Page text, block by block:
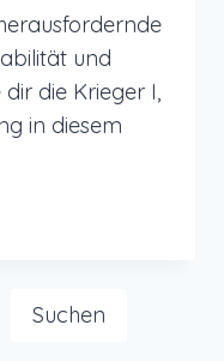
und
die Krieger I,
in diesem
Suchen